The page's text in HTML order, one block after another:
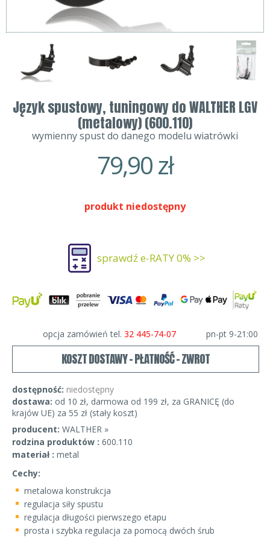
Język spustowy, tuningowy do WALTHER LGV
(metalowy) (600.110)
wymienny spust do danego modelu wiatrówki
79,90zł
produkt niedostępny
sprawdź e-RATY 0% >>
opcja zamówień tel. 32 445-74-07 pn-pt 9-21:00
KOSZT DOSTAWY - PŁATNOŚĆ - ZWROT
dostępność: niedostępny
dostawa: od 10 zł, darmowa od 199 zł, za GRANICĘ (do
krajów UE) za 55 zł (stały koszt)
producent: WALTHER »
rodzina produktów : 600.110
materiał : metal
Cechy:
metalowa konstrukcja
regulacja siły spustu
regulacja długości pierwszego etapu
prosta i szybka regulacja za pomocą dwóch śrub